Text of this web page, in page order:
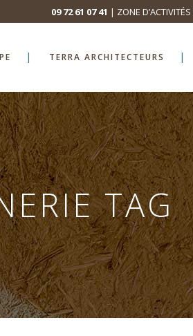
09 72 61 07 41 | ZONE
TERRA ARCHITECTEURS
TAG